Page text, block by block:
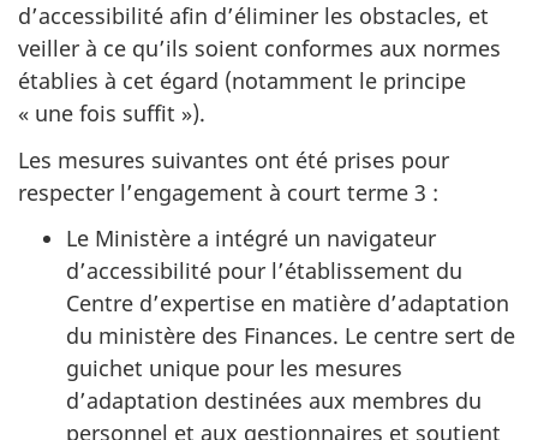
d’accessibilité afin d’éliminer les obstacles, et
veiller à ce qu’ils soient conformes aux normes
établies à cet égard (notamment le principe
« une fois suffit »).
Les mesures suivantes ont été prises pour
respecter l’engagement à court terme 3 :
Le Ministère a intégré un navigateur
d’accessibilité pour l’établissement du
Centre d’expertise en matière d’adaptation
du ministère des Finances. Le centre sert de
guichet unique pour les mesures
d’adaptation destinées aux membres du
personnel et aux gestionnaires et soutient